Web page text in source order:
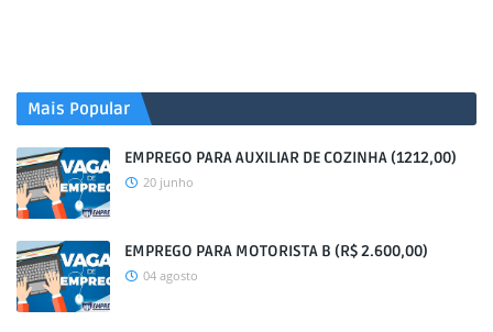
Mais Popular
EMPREGO PARA AUXILIAR DE COZINHA (1212,00)
20 junho
EMPREGO PARA MOTORISTA B (R$ 2.600,00)
04 agosto